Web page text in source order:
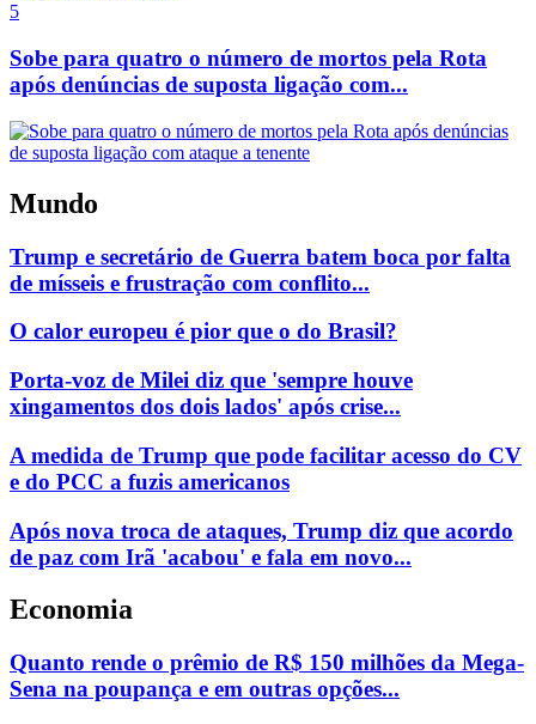
5
Sobe para quatro o número de mortos pela Rota
após denúncias de suposta ligação com...
Mundo
Trump e secretário de Guerra batem boca por falta
de mísseis e frustração com conflito...
O calor europeu é pior que o do Brasil?
Porta-voz de Milei diz que 'sempre houve
xingamentos dos dois lados' após crise...
A medida de Trump que pode facilitar acesso do CV
e do PCC a fuzis americanos
Após nova troca de ataques, Trump diz que acordo
de paz com Irã 'acabou' e fala em novo...
Economia
Quanto rende o prêmio de R$ 150 milhões da Mega-
Sena na poupança e em outras opções...